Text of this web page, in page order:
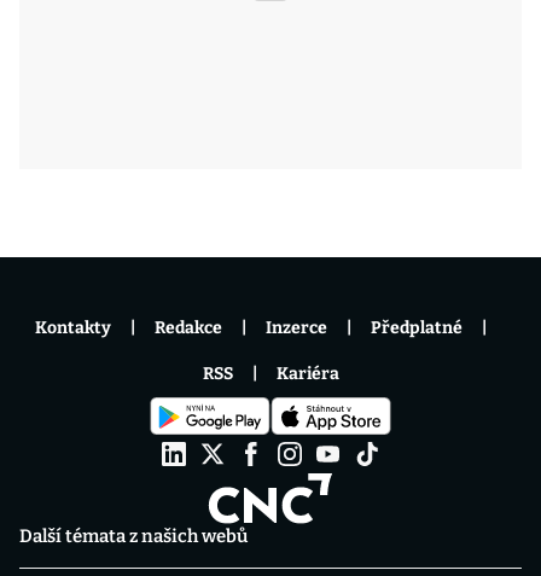
Další témata z našich webů
Kontakty Redakce Inzerce Předplatné
RSS Kariéra